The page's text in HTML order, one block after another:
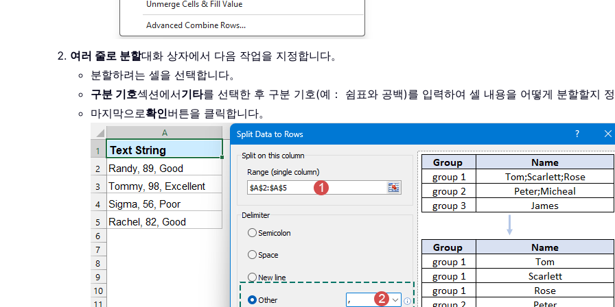
여러 줄로 분할대화 상자에서 다음 작업을 지정합니다。
분할하려는 셀을 선택합니다。
구분 기호섹션에서기타를 선택한 후 구분 기호(예： 쉼표와 공백)를 입력하여 셀 내용을 어떻게 분할할지 정
마지막으로확인버튼을 클릭합니다。